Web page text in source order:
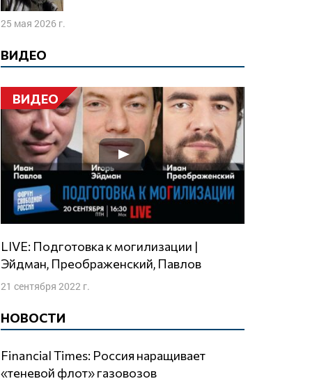
25 мая 2026 г.
ВИДЕО
ВИДЕО
LIVE: Подготовка к могилизации |
Эйдман, Преображенский, Павлов
21 сентября 2022 г.
НОВОСТИ
Financial Times: Россия наращивает
«теневой флот» газовозов